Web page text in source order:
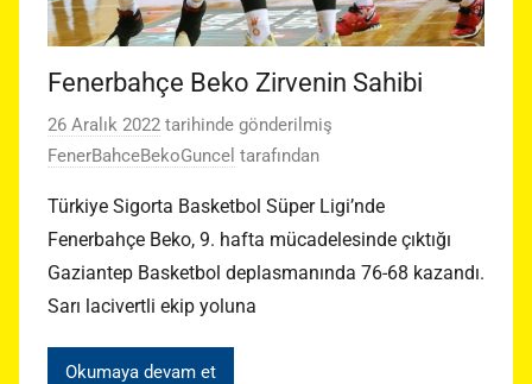
Fenerbahçe Beko Zirvenin Sahibi
26 Aralık 2022 tarihinde gönderilmiş
FenerBahceBekoGuncel tarafından
Türkiye Sigorta Basketbol Süper Ligi’nde
Fenerbahçe Beko, 9. hafta mücadelesinde çıktığı
Gaziantep Basketbol deplasmanında 76-68 kazandı.
Sarı lacivertli ekip yoluna
Okumaya devam et